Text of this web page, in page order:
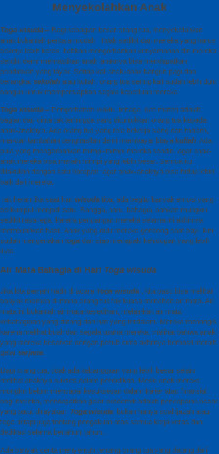
Menyekolahkan Anak
Toga wisuda – Bagi sebagian besar orang tua, menyekolahkan
anak bukanlah perkara mudah. Tidak sedikit dari mereka yang harus
bekerja lebih keras, bahkan mengorbankan kenyamanan diri mereka
sendiri demi memastikan anak-anaknya bisa mendapatkan
pendidikan yang layak. Setiap kali anak-anak bangun pagi dan
berangkat sekolah atau kuliah, orang tua sering kali sudah lebih dulu
bangun untuk mempersiapkan segala keperluan mereka.
Toga wisuda – Pengorbanan waktu, tenaga, dan materi adalah
bagian dari cinta tak terhingga yang ditunjukkan orang tua kepada
anak-anaknya. Ada orang tua yang rela bekerja siang dan malam,
mencari tambahan penghasilan demi membayar biaya kuliah. Ada
pula yang mengorbankan mimpi-mimpi mereka sendiri, agar anak-
anak mereka bisa meraih mimpi yang lebih besar. Semua itu
dilakukan dengan satu harapan: agar anak-anaknya bisa hidup lebih
baik dari mereka.
Tak heran jika saat hari wisuda tiba, ada begitu banyak emosi yang
berkumpul menjadi satu. Bangga, haru, bahagia, bahkan mungkin
sedikit rasa lega, karena perjuangan mereka selama ini akhirnya
membuahkan hasil. Anak yang dulu mereka gendong saat bayi, kini
sudah mengenakan toga dan siap menapaki kehidupan yang lebih
luas.
Air Mata Bahagia di Hari Toga wisuda
Jika kita pernah hadir di acara Toga wisuda , kita pasti bisa melihat
banyak momen di mana orang tua tak kuasa menahan air mata. Air
mata ini bukanlah air mata kesedihan, melainkan air mata
kebahagiaan yang datang dari hati yang terdalam. Mereka menangis
karena melihat buah dari segala usaha mereka, melihat bahwa anak
yang mereka besarkan dengan penuh cinta akhirnya berhasil meraih
gelar sarjana.
Bagi orang tua, tidak ada kebanggaan yang lebih besar selain
melihat anaknya sukses dalam pendidikan. Meski anak mereka
mungkin belum mencapai kesuksesan dalam karier atau finansial,
bagi mereka, mendapatkan gelar akademik adalah pencapaian besar
yang patut dirayakan. Toga wisuda bukan hanya soal ijazah atau
toga, tetapi juga tentang pengakuan atas semua kerja keras dan
dedikasi selama bertahun-tahun.
Ada banyak cerita menyentuh tentang orang tua yang datang dari